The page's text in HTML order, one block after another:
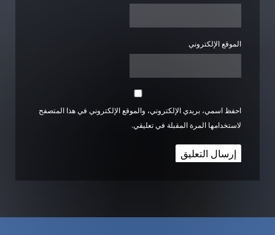
الموقع الإلكتروني
احفظ اسمي، بريدي الإلكتروني، والموقع الإلكتروني في هذا المتصفح
لاستخدامها المرة المقبلة في تعليقي.